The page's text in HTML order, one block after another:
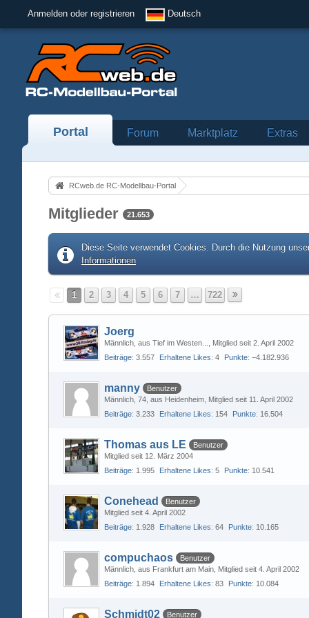
Anmelden oder registrieren Deutsch
Portal Forum Marktplatz Extras
RCweb.de RC-Modellbau-Portal
Mitglieder 21.653
Diese Seite verwendet Cookies. Durch die Nutzung
Informationen
1 2 3 4 5 6 7 … 722
Joerg
Männlich aus Tief im Westen...
Mitglied seit 2. April 2002
Beiträge 3.557 Erhaltene Likes 4 Punkte −4.182.936
manny
Benutzer
Männlich 74 aus Heidenheim Mitglied seit 11. April 2002
Beiträge 3.233 Erhaltene Likes 154 Punkte 16.504
Thomas aus LE
Benutzer
Mitglied seit 12. März 2004
Beiträge 1.995 Erhaltene Likes 5 Punkte 10.541
Conehead
Benutzer
Mitglied seit 4. April 2002
Beiträge 1.928 Erhaltene Likes 64 Punkte 10.165
compuchaos
Benutzer
Männlich aus Frankfurt am Main Mitglied seit 4. April 2002
Beiträge 1.894 Erhaltene Likes 83 Punkte 10.084
Schmidt02 Benutzer